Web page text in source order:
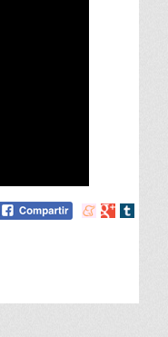
Compartir
Compartir